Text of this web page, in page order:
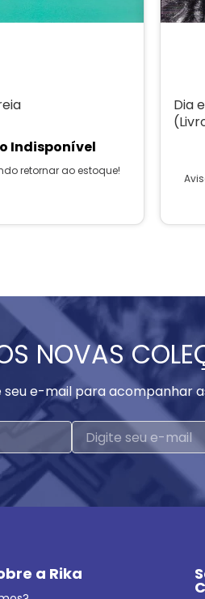
Indisponível
retornar ao estoque!
Dia
NOVAS
e-mail para acompanhar
a Rika